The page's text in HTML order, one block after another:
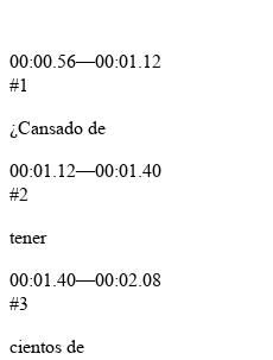
00:00.56—00:01.12
#1
¿Cansado de
00:01.12—00:01.40
#2
tener
00:01.40—00:02.08
#3
cientos de